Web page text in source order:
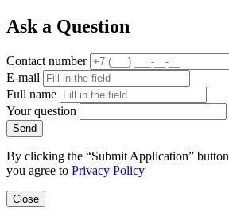
Ask a Question
Contact number
E-mail
Full name
Your question
Send
By clicking the “Submit Application” button
you agree to Privacy Policy
Close